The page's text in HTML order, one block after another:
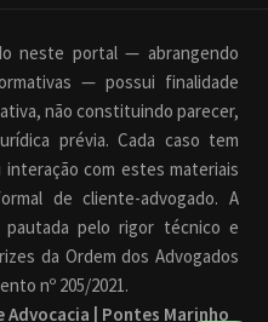
neste portal — abrangendo
— possui finalidade
não constituindo parecer,
prévia. Cada caso tem
com estes materiais
de cliente-advogado. A
pelo rigor técnico e
da Ordem dos Advogados
nº 205/2021.
| Pontes Marinho